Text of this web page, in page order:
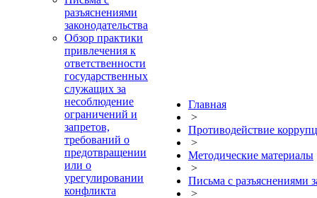
разъяснениями
законодательства
Обзор практики
привлечения к
ответственности
государственных
служащих за
несоблюдение
ограничений и
запретов,
требований о
предотвращении
или о
урегулировании
конфликта
Главная
>
Противодействие
>
Методические материалы
>
Письма с разъяснениями
>